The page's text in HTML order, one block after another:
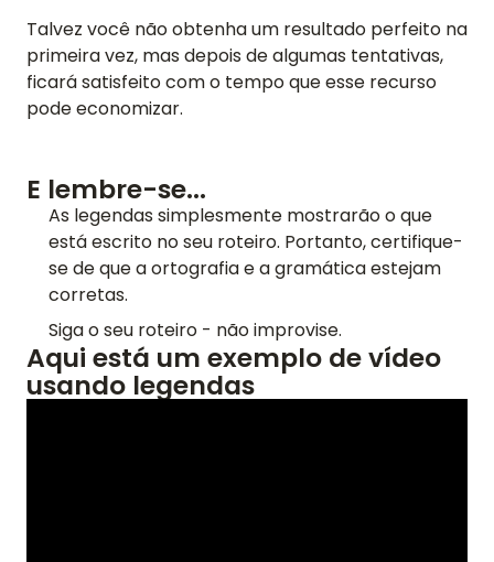
Talvez você não obtenha um resultado perfeito na
primeira vez, mas depois de algumas tentativas,
ficará satisfeito com o tempo que esse recurso
pode economizar.
E lembre-se...
As legendas simplesmente mostrarão o que
está escrito no seu roteiro. Portanto, certifique-
se de que a ortografia e a gramática estejam
corretas.
Siga o seu roteiro - não improvise.
Aqui está um exemplo de vídeo
usando legendas